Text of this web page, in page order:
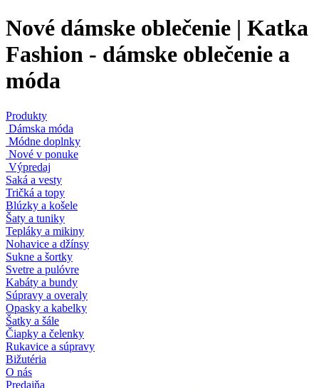
Nové dámske oblečenie | Katka
Fashion - dámske oblečenie a
móda
Produkty
Dámska móda
Módne doplnky
Nové v ponuke
Výpredaj
Saká a vesty
Tričká a topy
Blúzky a košele
Šaty a tuniky
Tepláky a mikiny
Nohavice a džínsy
Sukne a šortky
Svetre a pulóvre
Kabáty a bundy
Súpravy a overaly
Opasky a kabelky
Šatky a šále
Čiapky a čelenky
Rukavice a súpravy
Bižutéria
O nás
Predajňa